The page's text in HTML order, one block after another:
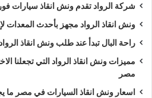
شركة الرواد تقدم ونش انقاذ سيارات
ونش انقاذ الرواد مجهز بأحدث المعدات
راحة البال تبدأ عند طلب ونش انقاذ
مميزات ونش انقاذ الرواد التي تجعلنا
مصر
اسعار ونش انقاذ السيارات في مصر ما